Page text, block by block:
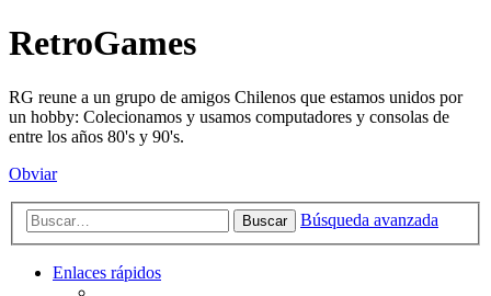
RetroGames
RG reune a un grupo de amigos Chilenos que estamos unidos por
un hobby: Colecionamos y usamos computadores y consolas de
entre los años 80's y 90's.
Obviar
Buscar Búsqueda avanzada
Enlaces rápidos